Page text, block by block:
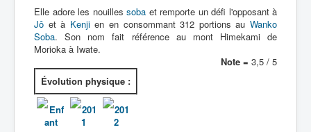
Elle adore les nouilles soba et remporte un défi l'opposant à
Jô et à Kenjien en consommant 312 portions auWanko
Soba. Son nom fait référence au mont Himekami de
Morioka à Iwate.
Note = 3,5 / 5
Évolution physique :
Enf
ant
201
1
201
2